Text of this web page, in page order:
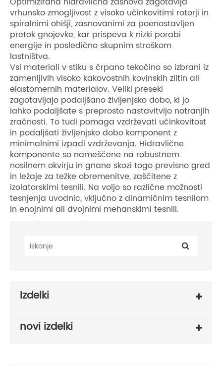
vrhunsko zmogljivost z visoko učinkovitimi rotorji in
spiralnimi ohišji, zasnovanimi za poenostavljen
pretok gnojevke, kar prispeva k nizki porabi
energije in posledično skupnim stroškom
lastništva.
Vsi materiali v stiku s črpano tekočino so izbrani iz
zamenljivih visoko kakovostnih kovinskih zlitin ali
elastomernih materialov. Veliki preseki
zagotavljajo podaljšano življenjsko dobo, ki jo
lahko podaljšate s preprosto nastavitvijo notranjih
zračnosti. To tudi pomaga vzdrževati učinkovitost
in podaljšati življenjsko dobo komponent z
minimalnimi izpadi vzdrževanja. Hidravlične
komponente so nameščene na robustnem
nosilnem okvirju in gnane skozi togo previsno gred
in ležaje za težke obremenitve, zaščitene z
izolatorskimi tesnili. Na voljo so različne možnosti
tesnjenja uvodnic, vključno z dinamičnim tesnilom
in enojnimi ali dvojnimi mehanskimi tesnili.
Izdelki
novi izdelki